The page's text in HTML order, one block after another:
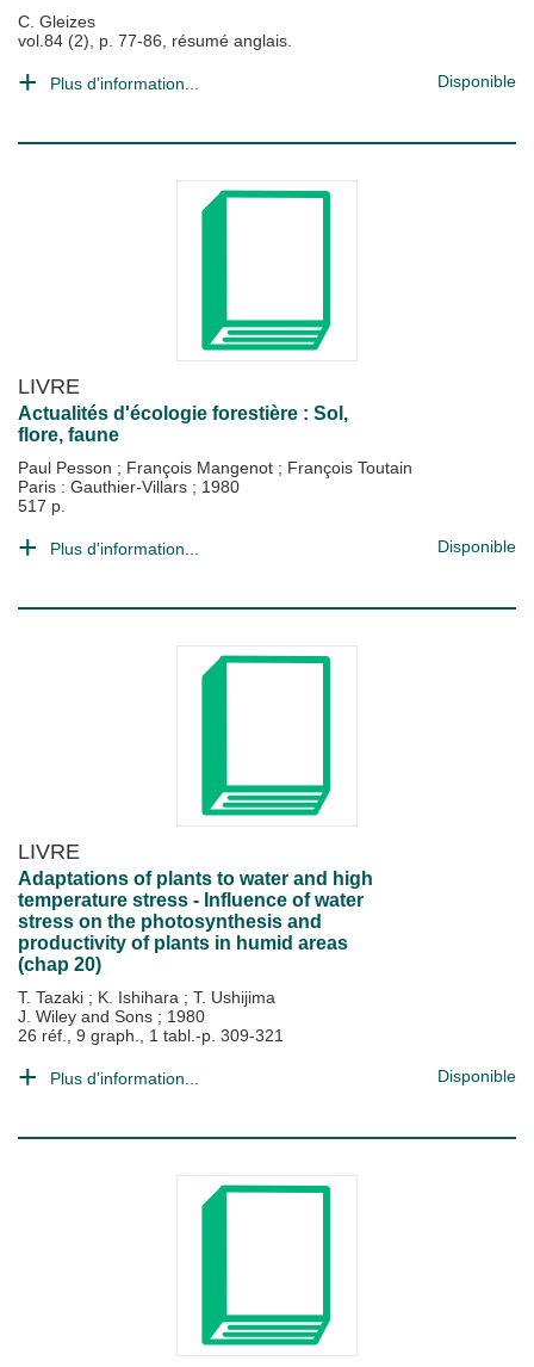
C. Gleizes
vol.84 (2), p. 77-86, résumé anglais.
Plus d'information... Disponible
LIVRE
Actualités d'écologie forestière : Sol,
flore, faune
Paul Pesson ; François Mangenot ; François Toutain
Paris : Gauthier-Villars ; 1980
517 p.
Plus d'information... Disponible
LIVRE
Adaptations of plants to water and high
temperature stress - Influence of water
stress on the photosynthesis and
productivity of plants in humid areas
(chap 20)
T. Tazaki ; K. Ishihara ; T. Ushijima
J. Wiley and Sons ; 1980
26 réf., 9 graph., 1 tabl.-p. 309-321
Plus d'information... Disponible